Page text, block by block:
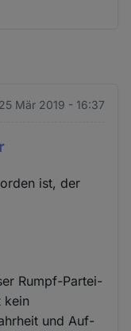
Mär 2019 - 16:37
ist, der
Rumpf-Partei-
kein
und Auf-